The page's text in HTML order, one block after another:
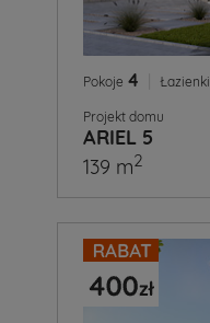
Pokoje 4 Łazienki
Projekt domu
ARIEL 5
139 m2